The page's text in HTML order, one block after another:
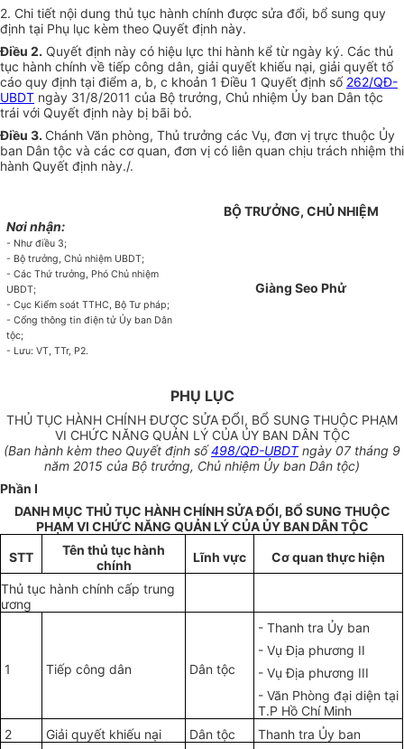
2. Chi tiết nội dung thủ tục hành chính được sửa đổi, bổ sung quy
định tại Phụ lục kèm theo Quyết định này.
Điều 2. Quyết định này có hiệu lực thi hành kể từ ngày ký. Các thủ
tục hành chính về tiếp công dân, giải quyết khiếu nại, giải quyết tố
cáo quy định tại điểm a, b, c khoản 1 Điều 1 Quyết định số 262/QĐ-
UBDT ngày 31/8/2011 của Bộ trưởng, Chủ nhiệm Ủy ban Dân tộc
trái với Quyết định này bị bãi bỏ.
Điều 3. Chánh Văn phòng, Thủ trưởng các Vụ, đơn vị trực thuộc Ủy
ban Dân tộc và các cơ quan, đơn vị có liên quan chịu trách nhiệm thi
hành Quyết định này./.
Nơi nhận:
- Như điều 3;
- Bộ trưởng, Chủ nhiệm UBDT;
-Các Thứ trưởng, Phó Chủ nhiệm
UBDT;
-Cục Kiểm soát TTHC, Bộ Tư pháp;
-Cổng thông tin điện tử Ủy ban Dân
tộc;
- Lưu: VT, TTr, P2.
BỘ TRƯỞNG, CHỦ NHIỆM
Giàng Seo Phử
PHỤ LỤC
THỦ TỤC HÀNH CHÍNH ĐƯỢC SỬA ĐỔI, BỔ SUNG THUỘC PHẠM
VI CHỨC NĂNG QUẢN LÝ CỦA ỦY BAN DÂN TỘC
(Ban hành kèm theo Quyết định số498/QĐ-UBDTngày 07 tháng 9
năm 2015 của Bộ trưởng, Chủ nhiệm Ủy ban Dân tộc)
Phần I
DANH MỤC THỦ TỤC HÀNH CHÍNH SỬA ĐỔI, BỔ SUNG THUỘC
PHẠM VI CHỨC NĂNG QUẢN LÝ CỦA ỦY BAN DÂN TỘC
STT
Tên thủ tục hành
chính
Lĩnh vực Cơ quan thực hiện
Thủ tục hành chính cấp trung
ương
1 Tiếpcông dân Dân tộc
-Thanh tra Ủy ban
-Vụ Địa phương II
-Vụ Địa phương III
-Văn Phòng đại diện tại
T.P Hồ Chí Minh
2
Giải quyết khiếu nại Dân tộc Thanh tra Ủy ban